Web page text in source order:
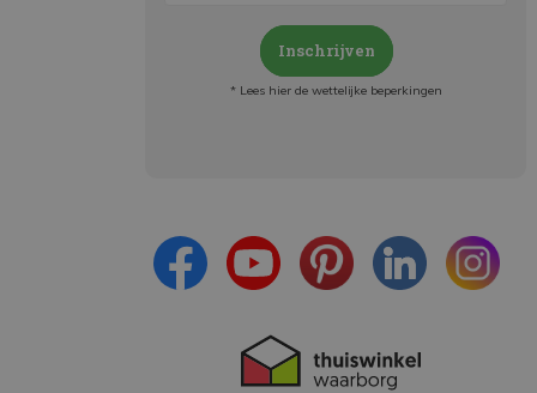
Inschrijven
* Lees hier de wettelijke beperkingen